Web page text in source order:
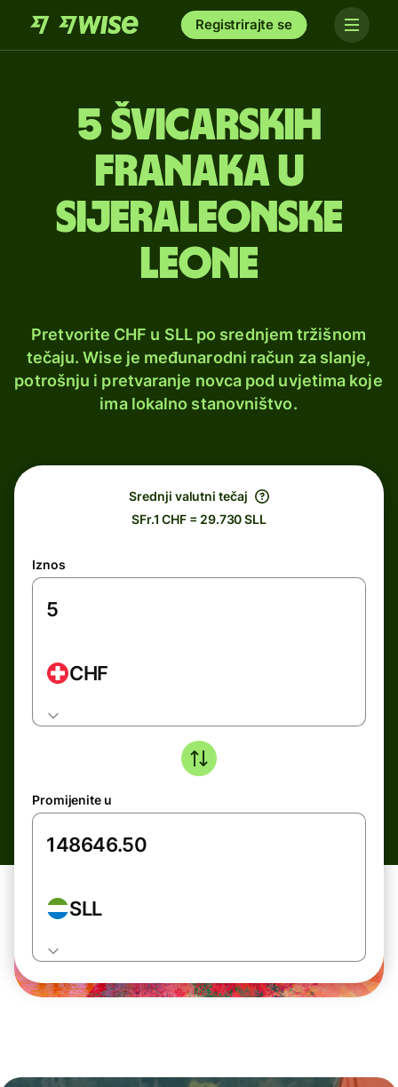
Registrirajte se
5 švicarskih
franaka u
sijeraleonske
leone
Pretvorite CHF u SLL po srednjem tržišnom
tečaju. Wise je međunarodni račun za slanje,
potrošnju i pretvaranje novca pod uvjetima koje
ima lokalno stanovništvo.
Srednji valutni tečaj
SFr.1 CHF = 29.730 SLL
Iznos
CHF
Promijenite u
SLL